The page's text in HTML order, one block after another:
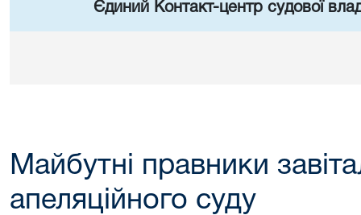
Єдиний Контакт-центр судової
Майбутні правники
апеляційного суду